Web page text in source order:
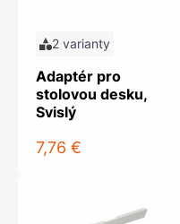
2 varianty
Adaptér pro
stolovou desku,
Svislý
7,76 €